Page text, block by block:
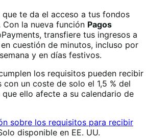
te da el acceso a tus fondos
la nueva función Pagos
transfiere tus ingresos a
cuestión de minutos, incluso por
y en días festivos.
los requisitos pueden recibir
con un coste de solo el 1,5 % del
ello afecte a su calendario de
sobre los requisitos para recibir
disponible en EE. UU.